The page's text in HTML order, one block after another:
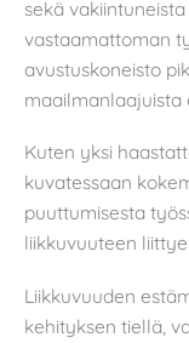
sekä
vastaamattoman
avustuskoneisto
maailmanlaajuista
Kuten yksi
kuvatessaan
puuttumisesta
liikkuvuuteen
Liikkuvuuden
kehityksen tiellä,